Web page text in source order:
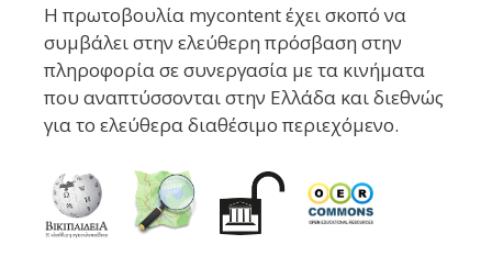
Η πρωτοβουλία mycontent έχει σκοπό να
συμβάλει στην ελεύθερη πρόσβαση στην
πληροφορία σε συνεργασία με τα κινήματα
που αναπτύσσονται στην Ελλάδα και διεθνώς
για το ελεύθερα διαθέσιμο περιεχόμενο.